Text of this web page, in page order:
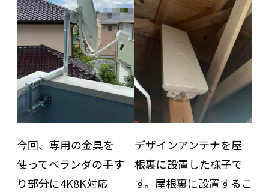
今回、専用の金具を
使ってベランダの手す
り部分に4K8K対応
デザインアンテナを屋
根裏に設置した様子で
す。屋根裏に設置するこ